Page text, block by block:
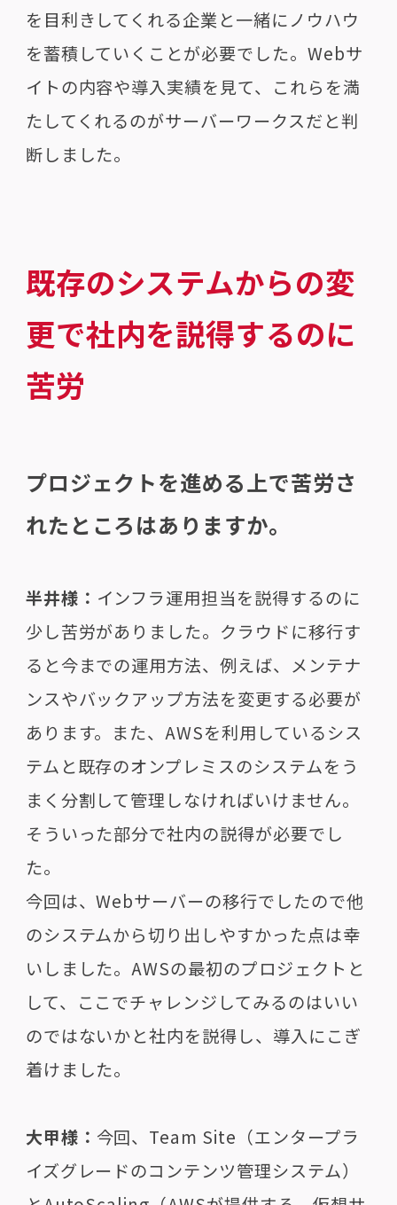
を目利きしてくれる企業と一緒にノウハウ
を蓄積していくことが必要でした。Webサ
イトの内容や導入実績を見て、これらを満
たしてくれるのがサーバーワークスだと判
断しました。
既存のシステムからの変
更で社内を説得するのに
苦労
プロジェクトを進める上で苦労さ
れたところはありますか。
半井様： インフラ運用担当を説得するのに
少し苦労がありました。クラウドに移行す
ると今までの運用方法、例えば、メンテナ
ンスやバックアップ方法を変更する必要が
あります。また、AWSを利用しているシス
テムと既存のオンプレミスのシステムをう
まく分割して管理しなければいけません。
そういった部分で社内の説得が必要でし
た。
今回は、Webサーバーの移行でしたので他
のシステムから切り出しやすかった点は幸
いしました。AWSの最初のプロジェクトと
して、ここでチャレンジしてみるのはいい
のではないかと社内を説得し、導入にこぎ
着けました。
大甲様： 今回、Team Site（エンタープラ
イズグレードのコンテンツ管理システム）